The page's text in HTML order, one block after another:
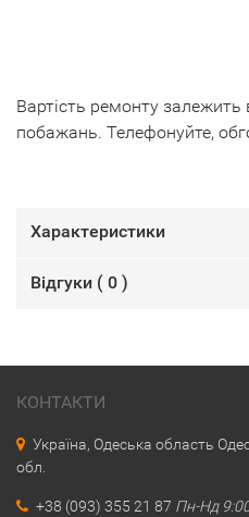
Вартість ремонту залежить
побажань. Телефонуйте,
Характеристики
Відгуки ( 0 )
КОНТАКТИ
Україна, Одеська область
обл.
+38 (093) 355 21 87 Пн-Нд